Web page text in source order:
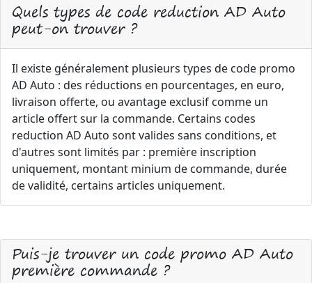
Quels types de code reduction AD Auto
peut-on trouver ?
Il existe généralement plusieurs types de code promo
AD Auto : des réductions en pourcentages, en euro,
livraison offerte, ou avantage exclusif comme un
article offert sur la commande. Certains codes
reduction AD Auto sont valides sans conditions, et
d'autres sont limités par : première inscription
uniquement, montant minium de commande, durée
de validité, certains articles uniquement.
Puis-je trouver un code promo AD Auto
première commande ?